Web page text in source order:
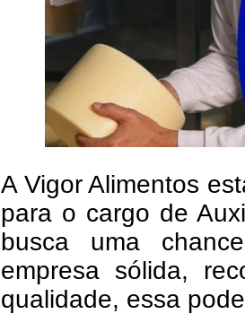
A Vigor Alimentos
para o cargo de
busca uma
empresa sólida,
qualidade, essa